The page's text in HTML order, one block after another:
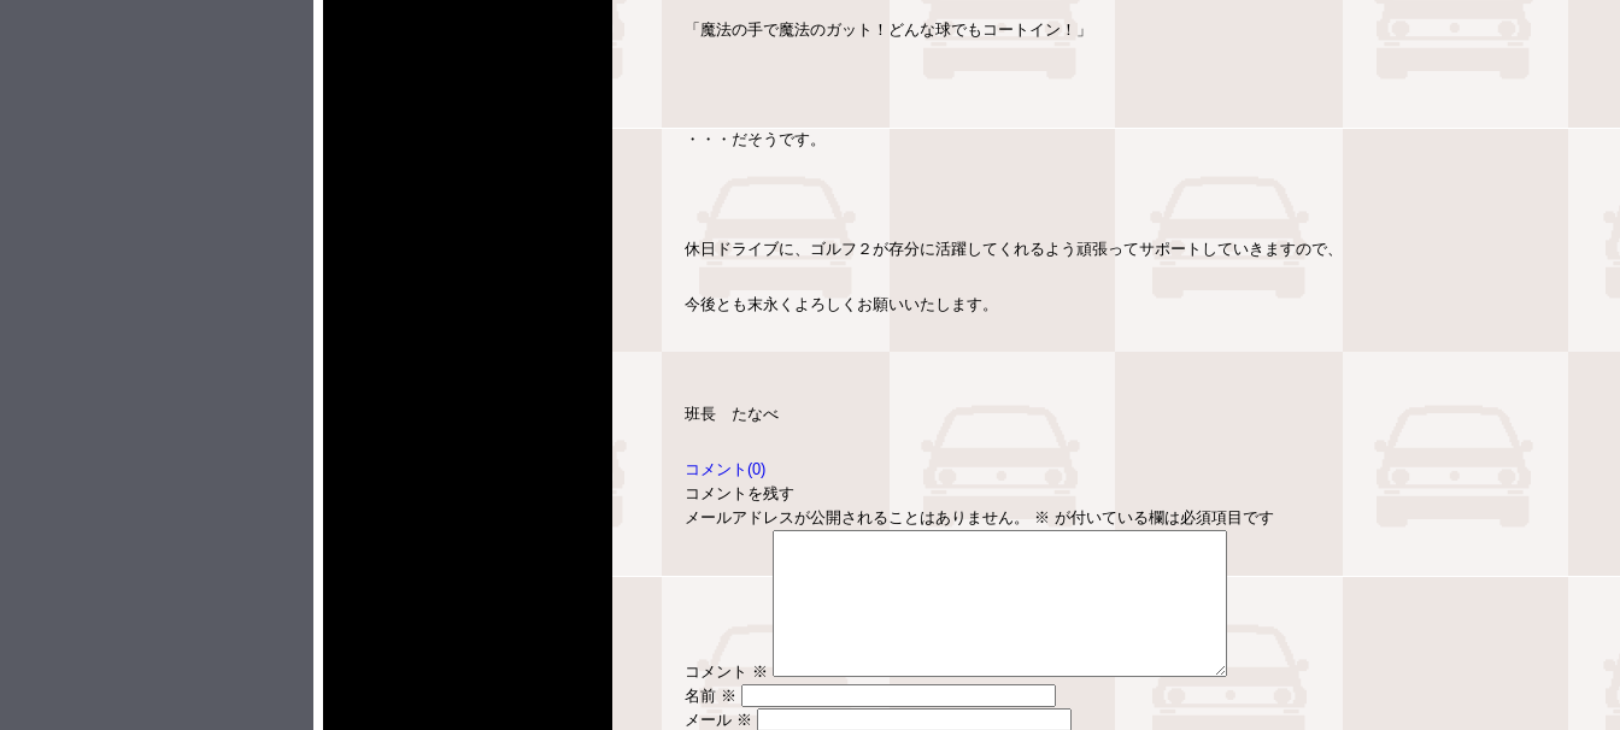
「魔法の手で魔法のガット！どんな球でもコートイン！」
・・・だそうです。
休日ドライブに、ゴルフ２が存分に活躍してくれるよう頑張ってサポートしていきますので、
今後とも末永くよろしくお願いいたします。
班長 たなべ
コメント(0)
コメントを残す
メールアドレスが公開されることはありません。
※ が付いている欄は必須項目です
コメント ※
名前 ※
メール ※